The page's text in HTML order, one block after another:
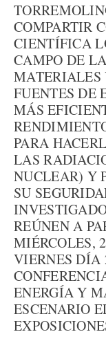
COMPARTIR
CIENTÍFICA
CAMPO DE
MATERIALES
FUENTES DE
MÁS
PARA
LAS
NUCLEAR) Y
SU
REÚNEN A
MIÉRCOLES,
VIERNES DÍA
ENERGÍA Y
ESCENARIO